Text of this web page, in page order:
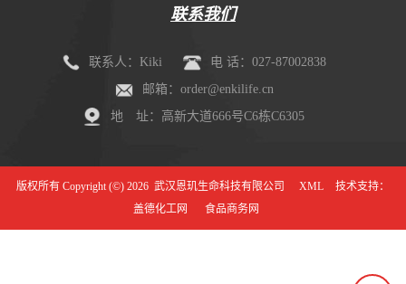
联系我们
联系人：Kiki
电 话：027-87002838
邮箱：order@enkilife.cn
地 址：高新大道666号C6栋C6305
版权所有 Copyright (©) 2026 武汉恩玑生命科技有限公司 XML
技术支持：
盖德化工网
食品商务网